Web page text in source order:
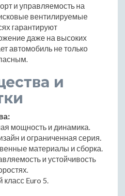
и управляемость на
вентилируемые
гарантируют
даже на высоких
автомобиль не только
и
мощность и динамика.
и ограниченная серия.
материалы и сборка.
и устойчивость
Euro 5.